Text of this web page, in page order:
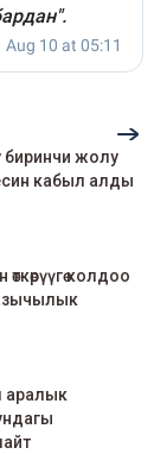
кабыл алды
колдоо
аралык